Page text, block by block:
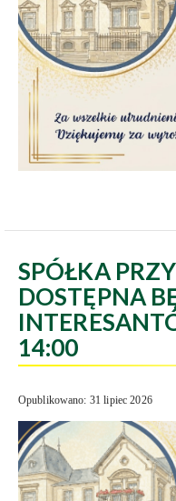
SPÓŁKA
DOSTĘPNA
14:00
Opublikowano: 31 lipiec 2026